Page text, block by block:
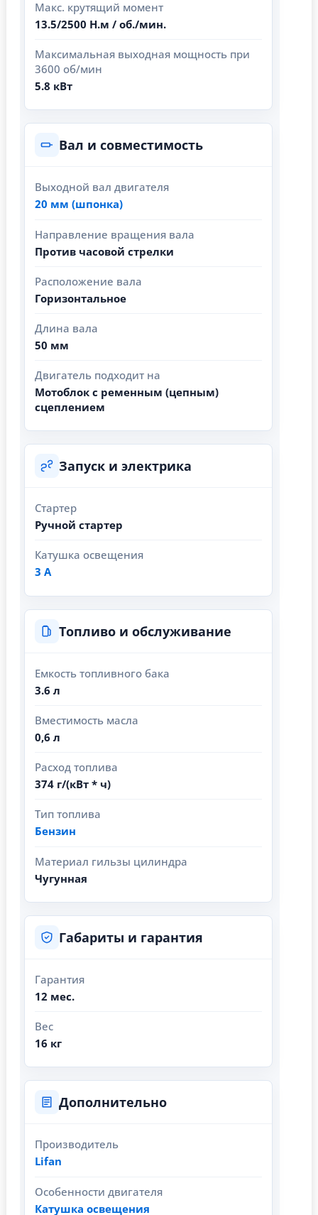
Макс. крутящий момент
13.5/2500 Н.м / об./мин.
Максимальная выходная мощность при
3600 об/мин
5.8 кВт
Вал и совместимость
Выходной вал двигателя
20 мм (шпонка)
Направление вращения вала
Против часовой стрелки
Расположение вала
Горизонтальное
Длина вала
50 мм
Двигатель подходит на
Мотоблок с ременным (цепным)
сцеплением
Запуск и электрика
Стартер
Ручной стартер
Катушка освещения
3 А
Топливо и обслуживание
Емкость топливного бака
3.6 л
Вместимость масла
0,6 л
Расход топлива
374 г/(кВт * ч)
Тип топлива
Бензин
Материал гильзы цилиндра
Чугунная
Габариты и гарантия
Гарантия
12 мес.
Вес
16 кг
Дополнительно
Производитель
Lifan
Особенности двигателя
Катушка освещения